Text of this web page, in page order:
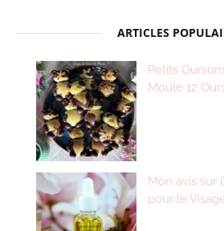
ARTICLES
Petits
Moule 12
Mon avis sur
pour le